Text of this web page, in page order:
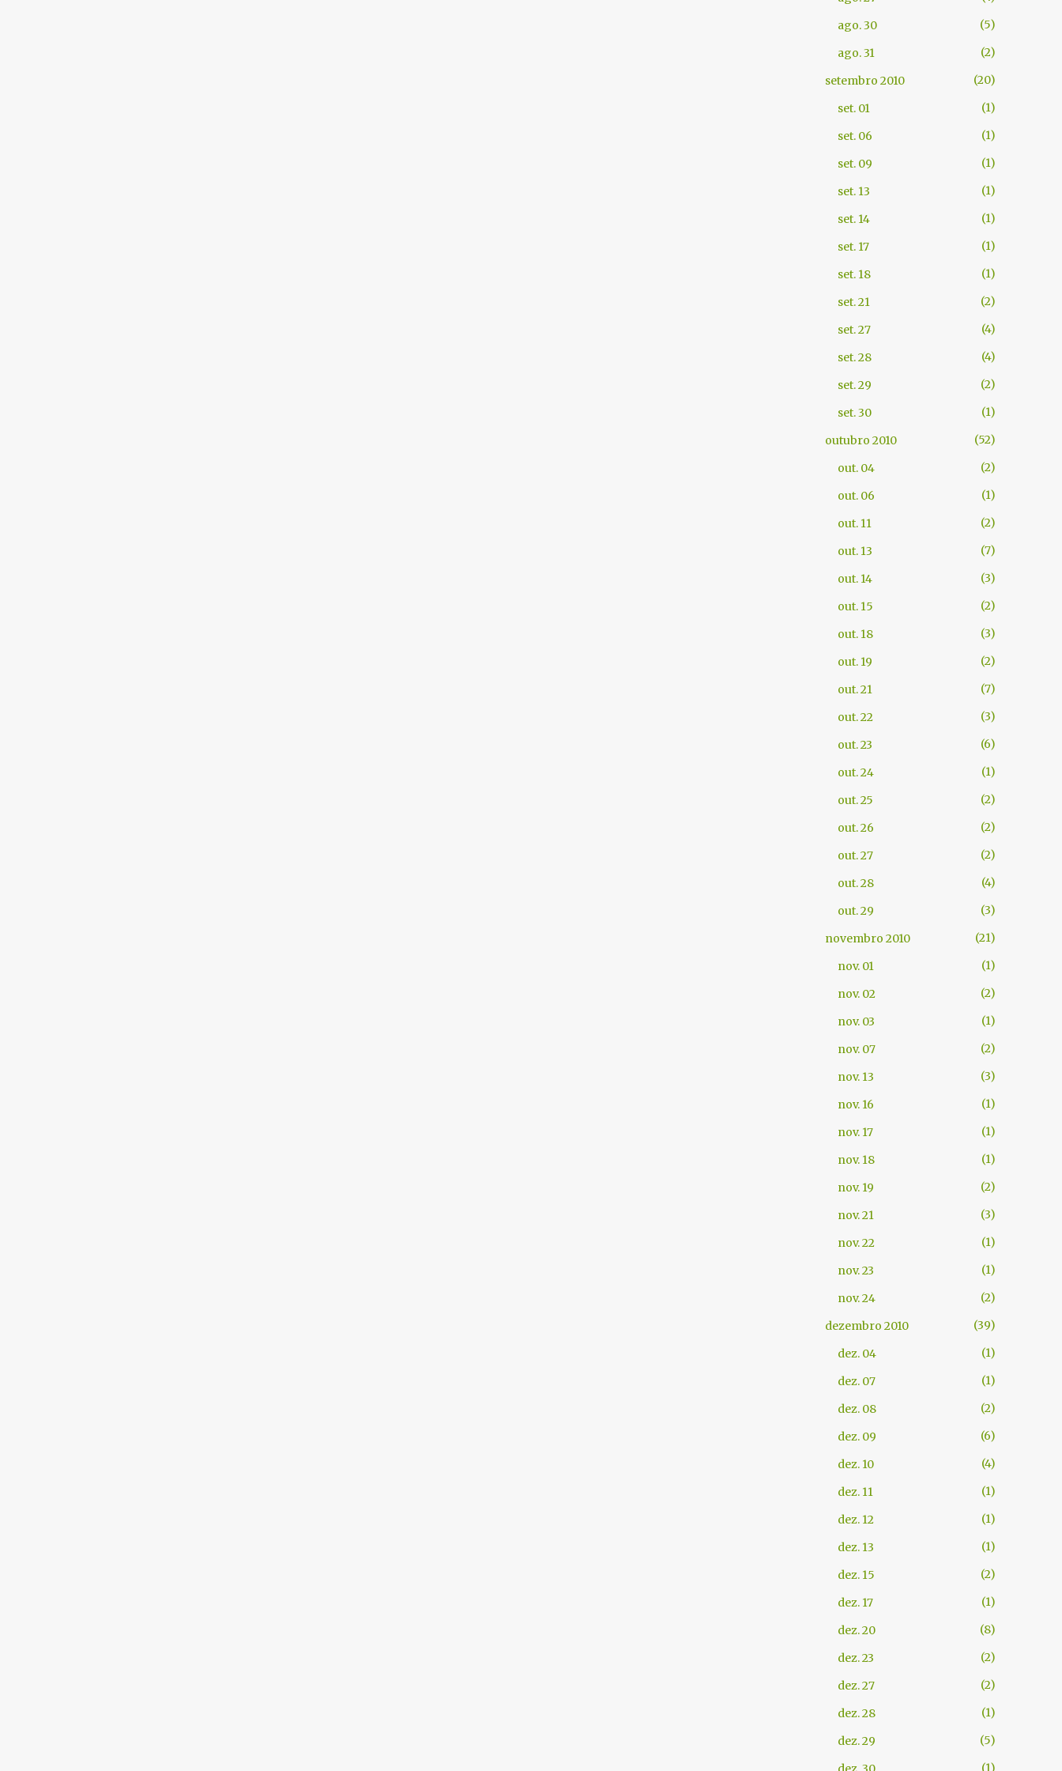
ago. 30
5
ago. 31
2
setembro 2010
20
set. 01
1
set. 06
1
set. 09
1
set. 13
1
set. 14
1
set. 17
1
set. 18
1
set. 21
2
set. 27
4
set. 28
4
set. 29
2
set. 30
1
outubro 2010
52
out. 04
2
out. 06
1
out. 11
2
out. 13
7
out. 14
3
out. 15
2
out. 18
3
out. 19
2
out. 21
7
out. 22
3
out. 23
6
out. 24
1
out. 25
2
out. 26
2
out. 27
2
out. 28
4
out. 29
3
novembro 2010
21
nov. 01
1
nov. 02
2
nov. 03
1
nov. 07
2
nov. 13
3
nov. 16
1
nov. 17
1
nov. 18
1
nov. 19
2
nov. 21
3
nov. 22
1
nov. 23
1
nov. 24
2
dezembro 2010
39
dez. 04
1
dez. 07
1
dez. 08
2
dez. 09
6
dez. 10
4
dez. 11
1
dez. 12
1
dez. 13
1
dez. 15
2
dez. 17
1
dez. 20
8
dez. 23
2
dez. 27
2
dez. 28
1
dez. 29
5
1